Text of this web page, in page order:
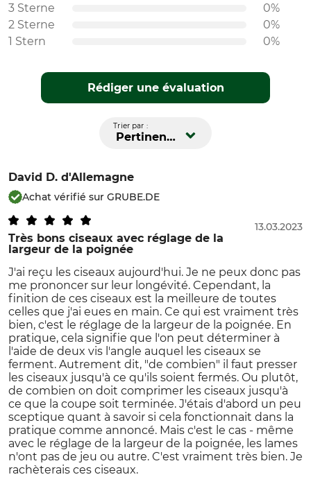
3 Sterne
0%
2 Sterne
0%
1 Stern
0%
Rédiger une évaluation
Trier par :
Pertinence
David D. d'Allemagne
Achat vérifié sur GRUBE.DE
Très bons ciseaux avec réglage de la
largeur de la poignée
13.03.2023
J'ai reçu les ciseaux aujourd'hui. Je ne peux donc pas
me prononcer sur leur longévité. Cependant, la
finition de ces ciseaux est la meilleure de toutes
celles que j'ai eues en main. Ce qui est vraiment très
bien, c'est le réglage de la largeur de la poignée. En
pratique, cela signifie que l'on peut déterminer à
l'aide de deux vis l'angle auquel les ciseaux se
ferment. Autrement dit, "de combien" il faut presser
les ciseaux jusqu'à ce qu'ils soient fermés. Ou plutôt,
de combien on doit comprimer les ciseaux jusqu'à
ce que la coupe soit terminée. J'étais d'abord un peu
sceptique quant à savoir si cela fonctionnait dans la
pratique comme annoncé. Mais c'est le cas - même
avec le réglage de la largeur de la poignée, les lames
n'ont pas de jeu ou autre. C'est vraiment très bien. Je
rachèterais ces ciseaux.